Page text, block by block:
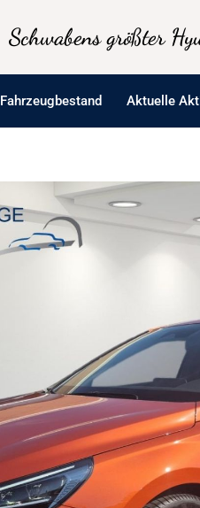
Schwabens größter
Fahrzeugbestand Aktuelle